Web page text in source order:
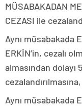
MÜSABAKADAN
CEZASI ile
Aynı müsabakada
ERKİN’in, cezalı
almasından dolayı
cezalandırılmasına,
Aynı müsabakada